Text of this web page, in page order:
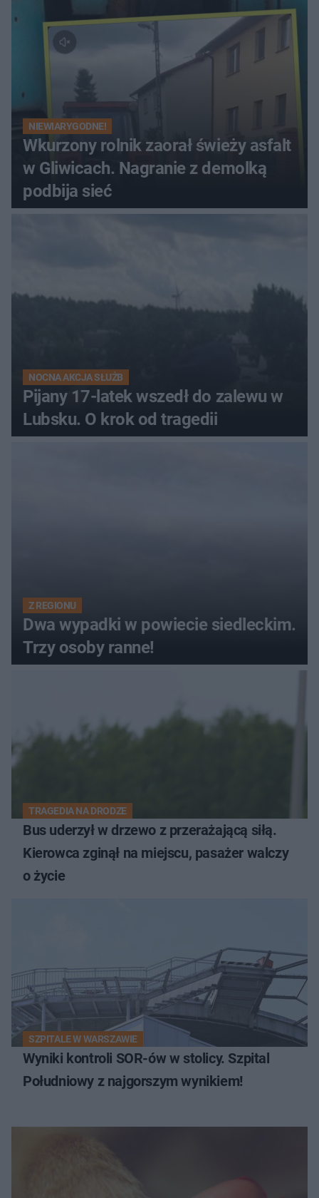
NIEWIARYGODNE!
Wkurzony rolnik zaorał świeży asfalt
w Gliwicach. Nagranie z demolką
podbija sieć
NOCNA AKCJA SŁUŻB
Pijany 17-latek wszedł do zalewu w
Lubsku. O krok od tragedii
Z REGIONU
Dwa wypadki w powiecie siedleckim.
Trzy osoby ranne!
TRAGEDIA NA DRODZE
Bus uderzył w drzewo z przerażającą siłą.
Kierowca zginął na miejscu, pasażer walczy
o życie
SZPITALE W WARSZAWIE
Wyniki kontroli SOR-ów w stolicy. Szpital
Południowy z najgorszym wynikiem!